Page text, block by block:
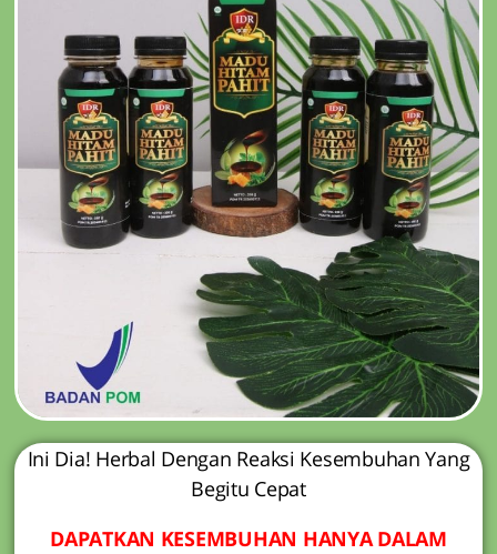
Ini Dia! Herbal Dengan Reaksi Kesembuhan Yang
Begitu Cepat
DAPATKAN KESEMBUHAN HANYA DALAM